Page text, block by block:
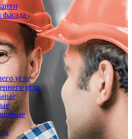
фасада
угла
угла